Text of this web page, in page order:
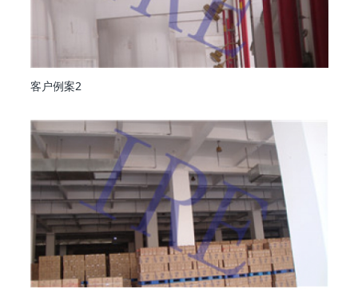
客户例案2